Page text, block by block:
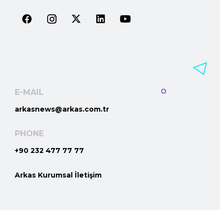
E-MAIL
arkasnews@arkas.com.tr
PHONE
+90 232 477 77 77
Arkas Kurumsal İletişim